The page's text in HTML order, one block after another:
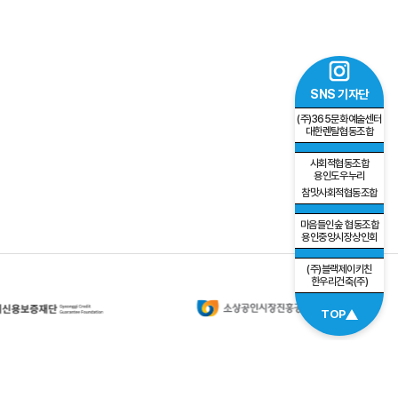
SNS 기자단
(주)365문화예술센터
대한렌탈협동조합
사회적협동조합
용인도우누리
참맛사회적협동조합
마음들인숲 협동조합
용인중앙시장상인회
(주)블랙제이키친
한우리건축(주)
TOP